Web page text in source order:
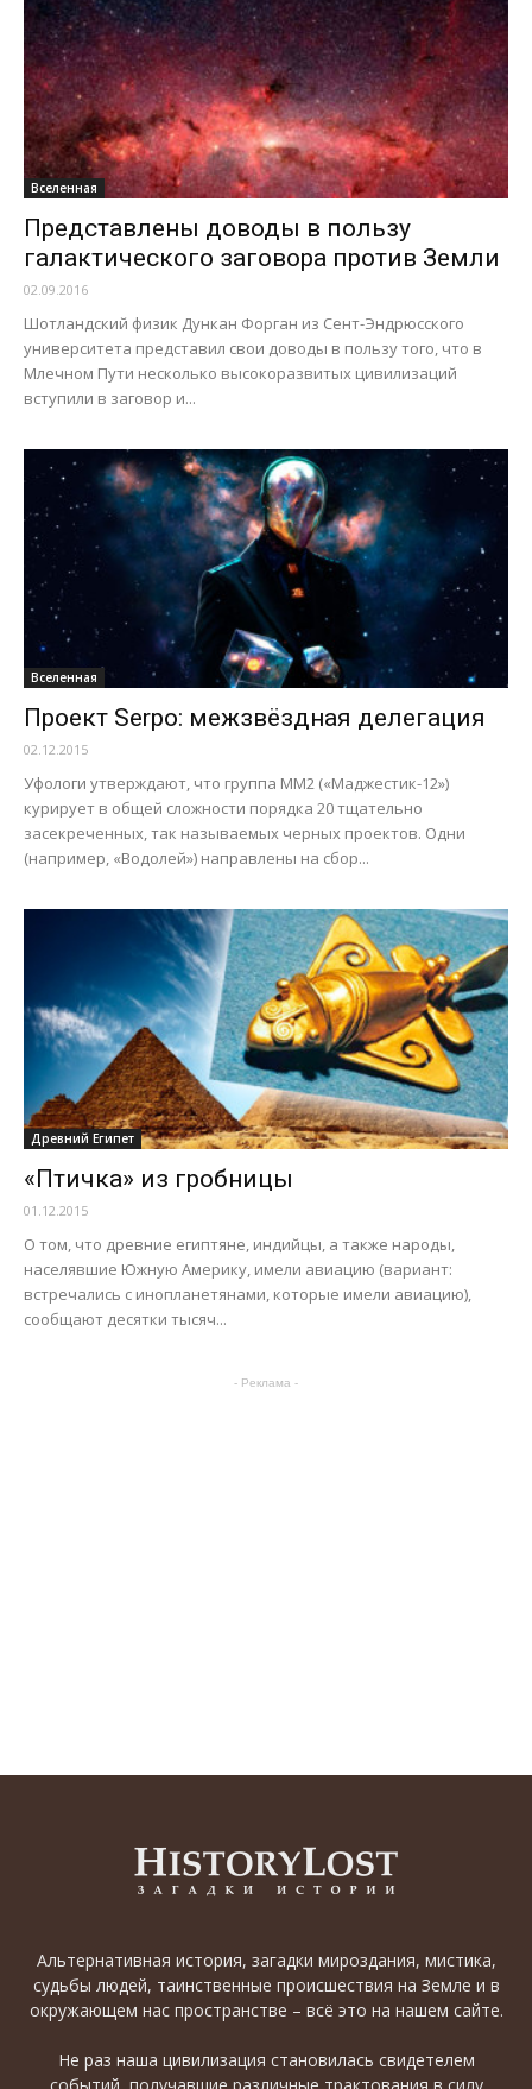
Вселенная
Представлены доводы в пользу
галактического заговора против Земли
02.09.2016
Шотландский физик Дункан Форган из Сент-Эндрюсского
университета представил свои доводы в пользу того, что в
Млечном Пути несколько высокоразвитых цивилизаций
вступили в заговор и...
Вселенная
Проект Serpo: межзвёздная делегация
02.12.2015
Уфологи утверждают, что группа ММ2 («Маджестик-12»)
курирует в общей сложности порядка 20 тщательно
засекреченных, так называемых черных проектов. Одни
(например, «Водолей») направлены на сбор...
Древний Египет
«Птичка» из гробницы
01.12.2015
О том, что древние египтяне, индийцы, а также народы,
населявшие Южную Америку, имели авиацию (вариант:
встречались с инопланетянами, которые имели авиацию),
сообщают десятки тысяч...
- Реклама -
Альтернативная история, загадки мироздания, мистика,
судьбы людей, таинственные происшествия на Земле и в
окружающем нас пространстве – всё это на нашем сайте.
Не раз наша цивилизация становилась свидетелем
событий, получавшие различные трактования в силу